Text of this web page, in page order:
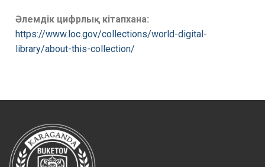
Әлемдік цифрлық кітапхана:
https://www.loc.gov/collections/world-digital-
library/about-this-collection/